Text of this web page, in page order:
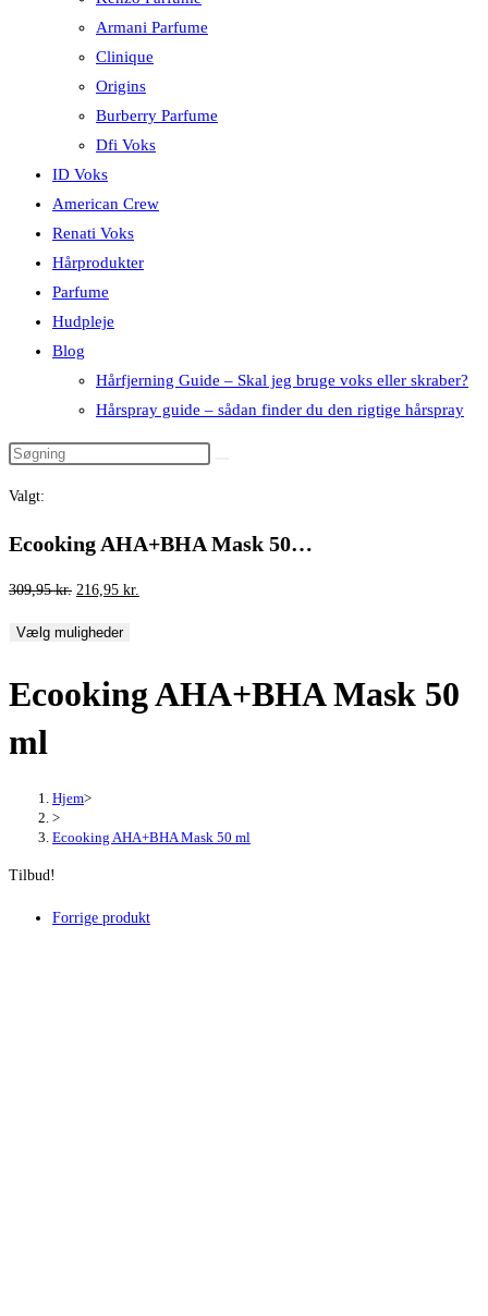
Armani Parfume
Clinique
Origins
Burberry Parfume
Dfi Voks
ID Voks
American Crew
Renati Voks
Hårprodukter
Parfume
Hudpleje
Blog
Hårfjerning Guide – Skal jeg bruge voks eller skraber?
Hårspray guide – sådan finder du den rigtige hårspray
Valgt:
Ecooking AHA+BHA Mask 50…
309,95kr. Den
pris
309,95 kr..
216,95 kr.
216,95 kr..
Vælg muligheder
Ecooking AHA+BHA Mask 50
ml
Hjem>
>
Ecooking AHA+BHA Mask 50 ml
Tilbud!
Forrige produkt